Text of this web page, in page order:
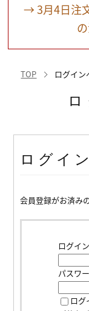
→ 3月4日注
TOP ログイン
ログイン
会員登録がお済み
ログイ
パスワ
ログ